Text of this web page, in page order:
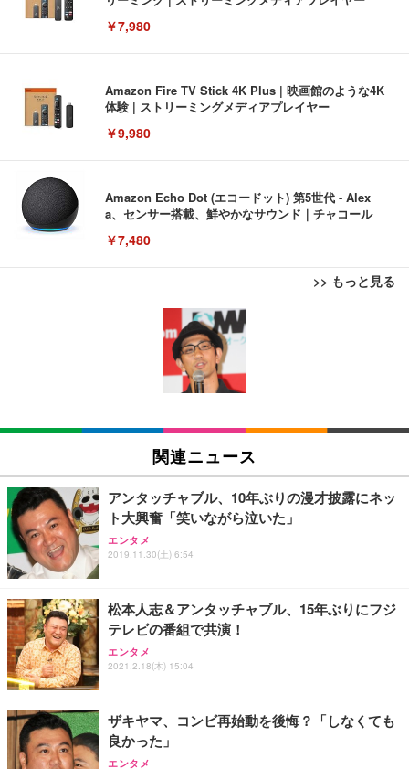
￥7,980
Amazon Fire TV Stick 4K Plus | 映画館のような4K
体験 | ストリーミングメディアプレイヤー
￥9,980
Amazon Echo Dot (エコードット) 第5世代 - Alex
a、センサー搭載、鮮やかなサウンド｜チャコール
￥7,480
>> もっと見る
[EdoErgo] オフィスチェア 椅子 テレワーク 疲れな
い 跳ね上げ式アームレスト コンパクト 約105度ロッ
キング pc 事務椅子 360度回転 座面昇降 強化ナイロ
ン樹脂ベース 通気性メッシュ 在宅ワーク H-WY01
(黒網+黒枠+黒足)
SIHOO B100 オフィスチェア／デスクチェア メッシ
ュチェア 人間工学 疲れない ブラック
￥27,999
Sezlife オフィスチェア デスクチェア 疲れない テレ
ワーク チェア 強化バックレスト 30度ロッキング機
能 人間工学 椅子 腰サポート 90度跳ね上げ式アーム
ョン PCチェア 通気性メッシュ ゲーミング/勉強/事
務用 おしゃれ パソコンチェア (ブラック)
Sezlife オフィスチェア デスクチェア 疲れない テレ
ワーク チェア 強化バックレスト 30度ロッキング機
能 人間工学 椅子 腰サポート 90度跳ね上げ式アーム
務用 おしゃれ パソコンチェア (ホワイト)
ANDWINT オフィスチェア デスクチェア 肘なし メ
ッシュ 通気性 ランバーサポート付き 腰サポート ガ
EIZO ビジネス向けプレミアムモニター | FlexScan
EV3240X-WT | 31.5型4K UHD・USB Type-C・ホワ
￥105,595
EIZO ビジネス向けプレミアムモニター | FlexScan
￥109,572
【純正品】27"ゲーミングモニター DualSense 充電
フック付き（CFI-ZDM1J）
【整備済み品】Dell E2724HS 27インチ 液晶モニタ
ー フルHD（1920×1080）VA 非光沢 HDMI/DisplayP
ort/VGA スピーカー内蔵 高さ調整 スイベル VESA対
【MiniLED/24.5inch/280Hz/FHD】GRAPHT THE S
HOOTER Gaming Monitor 24” Essential ゲーミン
Amazonベーシック ペットシーツ 薄型 レギュラー 1
回使い捨て 無香料 ホワイト 300枚
Amazonベーシック ペットシーツ 厚型 ワイド 42枚
x2袋(84枚) ホワイト(吸収面:ライトブルー)
￥3,234
ネオ・ルーライフ ネオ・オムツ L 中型犬用 26枚入
り 単品
Smart Basic(スマートベーシック) 【Amazon.co.jp
限定】 Smart Basic アイリスオーヤマ ペットシーツ
超厚型 お徳用 ワイド 100枚入 (x 1) (ケース販売)
アイリスオーヤマ ペットシーツ 超厚型 お徳用 レギ
関連ニュース
アンタッチャブル、10年ぶりの漫才披露にネッ
ト大興奮「笑いながら泣いた」
エンタメ
2019.11.30(土) 6:54
松本人志＆アンタッチャブル、15年ぶりにフジ
テレビの番組で共演！
エンタメ
2021.2.18(木) 15:04
ザキヤマ、コンビ再始動を後悔？「しなくても
良かった」
エンタメ